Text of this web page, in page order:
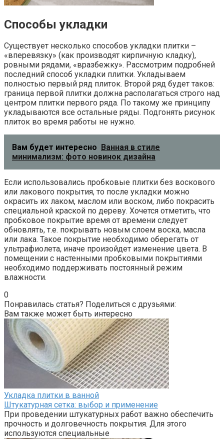
Способы укладки
Существует несколько способов укладки плитки –
«вперевязку» (как производят кирпичную кладку),
ровными рядами, «вразбежку». Рассмотрим подробней
последний способ укладки плитки. Укладываем
полностью первый ряд плиток. Второй ряд будет таков:
граница первой плитки должна располагаться строго над
центром плитки первого ряда. По такому же принципу
укладываются все остальные ряды. Подгонять рисунок
плиток во время работы не нужно.
Вам будет интересно
Ванная в стиле
минимализм: фото новинок дизайна
Если использовались пробковые плитки без воскового
или лакового покрытия, то после укладки можно
окрасить их лаком, маслом или воском, либо покрасить
специальной краской по дереву. Хочется отметить, что
пробковое покрытие время от времени следует
обновлять, т.е. покрывать новым слоем воска, масла
или лака. Такое покрытие необходимо оберегать от
ультрафиолета, иначе произойдет изменение цвета. В
помещении с настенными пробковыми покрытиями
необходимо поддерживать постоянный режим
влажности.
0
Понравилась статья? Поделиться с друзьями:
Вам также может быть интересно
Укладка плитки в ванной
Штукатурная сетка: выбор и применение
При проведении штукатурных работ важно обеспечить
прочность и долговечность покрытия. Для этого
используются специальные